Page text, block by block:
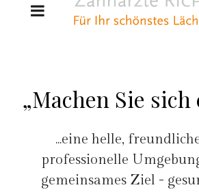
„Machen Sie
...eine helle,
professionelle
gemeinsames Ziel -